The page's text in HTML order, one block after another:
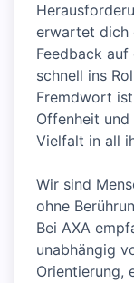
erwartet dich
Feedback
schnell ins
Fremdwort
Offenheit
Vielfalt in all
Wir sind
ohne
Bei AXA
unabhängig
Orientierung,